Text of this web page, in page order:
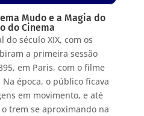
Mudo e a Magia do
do Cinema
do século XIX, com os
a primeira sessão
em Paris, com o filme
Na época, o público ficava
em movimento, e até
trem se aproximando na